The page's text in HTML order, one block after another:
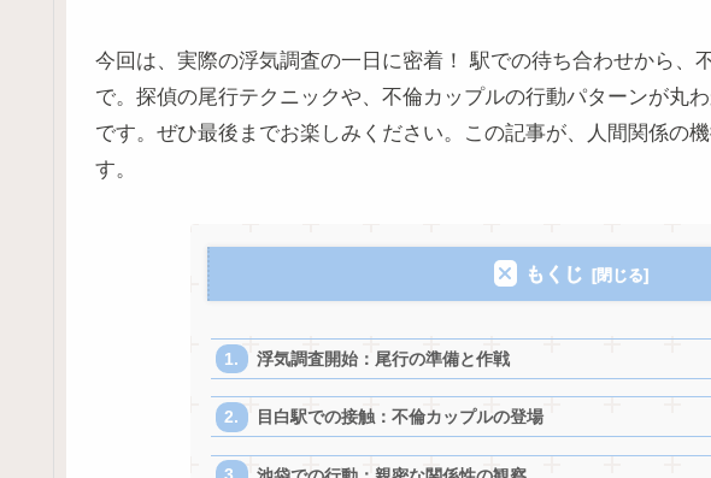
今回は、実際の浮気調査の一日に密着！ 駅での待ち合わせから、
で。探偵の尾行テクニックや、不倫カップルの行動パターンが丸
です。ぜひ最後までお楽しみください。この記事が、人間関係の
す。
もくじ
浮気調査開始：尾行の準備と作戦
目白駅での接触：不倫カップルの登場